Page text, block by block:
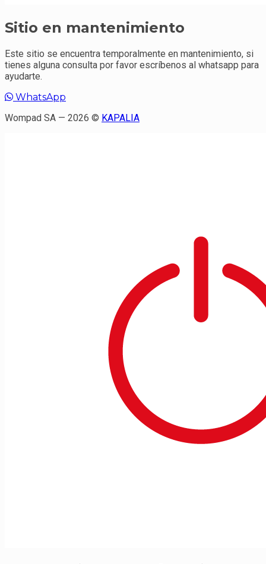
Sitio en mantenimiento
Este sitio se encuentra temporalmente en mantenimiento, si
tienes alguna consulta por favor escríbenos al whatsapp para
ayudarte.
WhatsApp
Wompad SA — 2026 © KAPALIA